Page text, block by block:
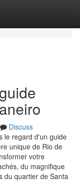
Discuss
le regard d'un guide
unique de Rio de
votre
du magnifique
du quartier de Santa